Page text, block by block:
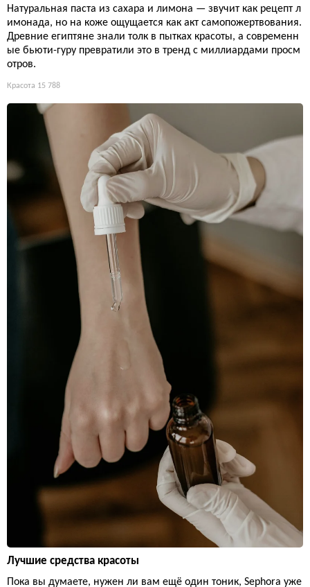
Натуральная паста из сахара и лимона — звучит как рецепт л
имонада, но на коже ощущается как акт самопожертвования.
Древние египтяне знали толк в пытках красоты, а современн
ые бьюти-гуру превратили это в тренд с миллиардами просм
отров.
Красота 15 788
Лучшие средства красоты
Пока вы думаете, нужен ли вам ещё один тоник, Sephora уже